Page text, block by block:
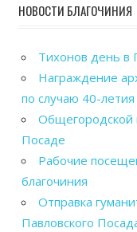
НОВОСТИ БЛАГОЧИНИЯ
Тихонов день в
Награждение
по случаю 40-
Общегородской
Посаде
Рабочие
благочиния
Отправка
Павловского